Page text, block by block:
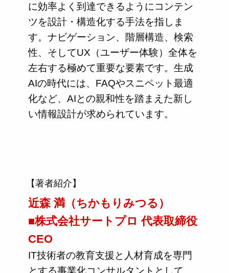
に効率よく到達できるようにコンテン
ツを設計・構造化する手法を指しま
す。ナビゲーション、階層構造、検索
性、そしてUX（ユーザー体験）全体を
左右する極めて重要な要素です。生成
AIの時代には、FAQやスニペット最適
化など、AIとの親和性を踏まえた新し
い情報設計が求められています。
【著者紹介】
近森 満（ちかもりみつる）
■株式会社サートプロ 代表取締役
CEO
IT技術者の教育支援と人材育成を専門
とする事業化コンサルタントとして、